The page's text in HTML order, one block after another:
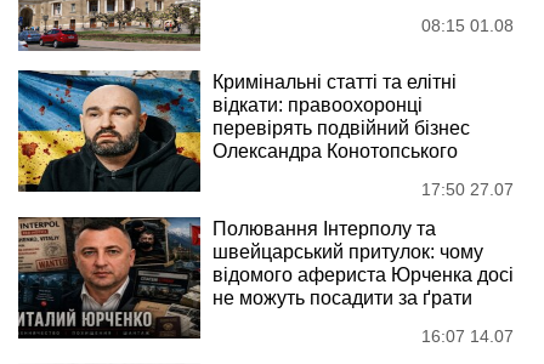
08:15 01.08
Кримінальні статті та елітні
відкати: правоохоронці
перевірять подвійний бізнес
Олександра Конотопського
17:50 27.07
Полювання Інтерполу та
швейцарський притулок: чому
відомого афериста Юрченка досі
не можуть посадити за ґрати
16:07 14.07